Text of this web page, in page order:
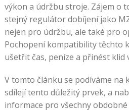
výkon a údržbu stroje. Zájem o
stejný regulátor dobíjení jako
nejen pro údržbu, ale také pro
Pochopení kompatibility těchto
ušetřit čas, peníze a přinést klid
V tomto článku se podíváme na
sdílejí tento důležitý prvek, a
informace pro všechny